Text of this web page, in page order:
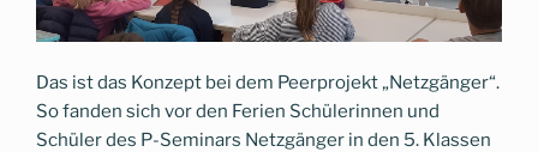
Das ist das Konzept bei dem Peerprojekt „Netzgänger“.
So fanden sich vor den Ferien Schülerinnen und
Schüler des P-Seminars Netzgänger in den 5. Klassen